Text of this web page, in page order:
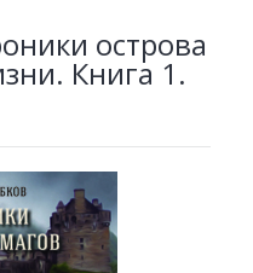
острова
Книга 1.